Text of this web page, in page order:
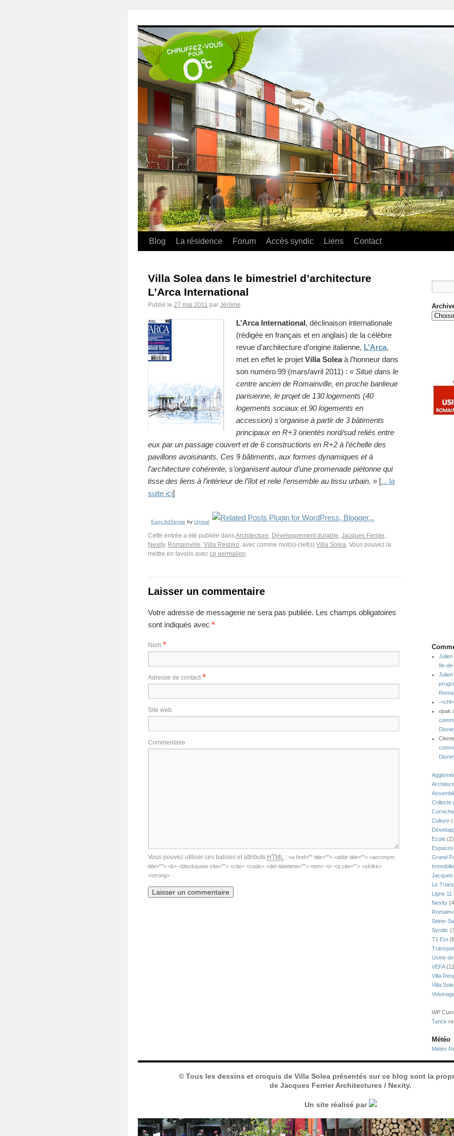
Blog La résidence Forum Accès syndic Liens Contact
Villa Solea dans le bimestriel d’architecture
L’Arca International
Publié le 27 mai 2011 par Jérôme
L’Arca International, déclinaison internationale
(rédigée en français et en anglais) de la célèbre
revue d’architecture d’origine italienne, L’Arca,
met en effet le projet Villa Soleaà l’honneur dans
son numéro 99 (mars/avril 2011) : « Situé dans le
centre ancien de Romainville, en proche banlieue
parisienne, le projet de 130 logements (40
logements sociaux et 90 logements en
accession) s’organise à partir de 3 bâtiments
principaux en R+3 orientés nord/sud reliés entre
eux par un passage couvert et de 6 constructions en R+2 à l’échelle des
pavillons avoisinants. Ces 9 bâtiments, aux formes dynamiques et à
l’architecture cohérente, s’organisent autour d’une promenade piétonne qui
tisse des liens à l’intérieur de l’îlot et relie l’ensemble au tissu urbain. » [... la
suite ici]
Easy AdSense by Unreal
Cette entrée a été publiée dansArchitecture, Développement durable, Jacques Ferrier,
Nexity, Romainville, Villa Respiro, avec comme mot(s)-clef(s) Villa Solea. Vous pouvez la
mettre en favoris avec ce permalien.
Laisser un commentaire
Votre adresse de messagerie ne sera pas publiée. Les champs obligatoires
sont indiqués avec *
Nom *
Adresse de contact *
Site web
Commentaire
Vous pouvez utiliser ces balises et attributs HTML : <a href="" title=""> <abbr title=""> <acronym
title=""> <b> <blockquote cite=""> <cite> <code> <del datetime=""> <em> <i> <q cite=""> <strike>
<strong>
Julien
Ile-
Julien
-
opak
Collecte
Culture
Ecole (2)
Grand
Le
Ligne 11
Nexity
Seine-
Syndic
T1 Est
Usine
VEFA
Villa
Villa
WP
Tanck
Météo
Météo
© Tous les dessins et croquis de Villa Solea présentés sur ce blog sont la
de Jacques Ferrier Architectures / Nexity.
Un site réalisé par